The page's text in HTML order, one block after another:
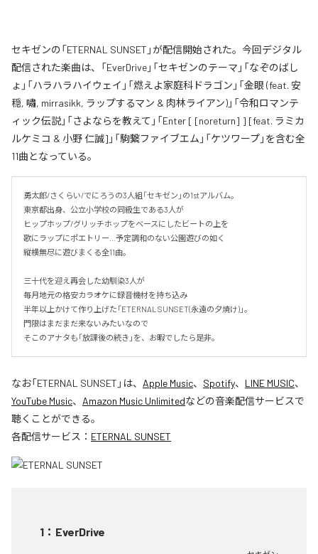
セキゼンの「ETERNAL SUNSET」が配信開始された。今回デジタル
配信された楽曲は、「EverDrive」「セキゼンのテーマ」「なぞのばし
ょ」「ハラハラハイウェイ」「燃えよ家庭科ドラゴン」「金眼 (feat. 安
穏, 嘯, mirrasikk, ラップするマン & 肉林ライアン)」「令和ロマンテ
ィック伝説」「さよならを教えて」「Enter [ [noreturn] ] [feat. ラミカ
ルケミコ & 小野 仁誠]」「駒繋ファイブエム」「ケツワープ」を含む全
11曲となっている。
勇太郎/さくらい/でにろうの3人組「セキゼン」の1stアルバム。
東京都出身、公立小学校の同級生である3人が
ヒップホップ/グリッチホップをベースにしたビートの上を
歌にラップにポエトリー…予定調和のない公園遊びの如く
縦横無尽に遊びまくる全11曲。
三十代を迎え再会した幼馴染3人が
毎月地元の格安カラオケに録音機材を持ち込み
半年以上かけて作り上げた「ETERNAL SUNSET(永遠の夕焼け)」。
門限はまだまだ来ないみたいなので
そこのアナタも「放課後の続き」を、お暇でしたら是非。
なお「ETERNAL SUNSET 」は、 Apple Music、 Spotify、 LINE MUSIC、
YouTube Music、 Amazon Music Unlimitedなどの音楽配信サービスで
聴くことができる。
各配信サービス： ETERNAL SUNSET
1 ： EverDrive